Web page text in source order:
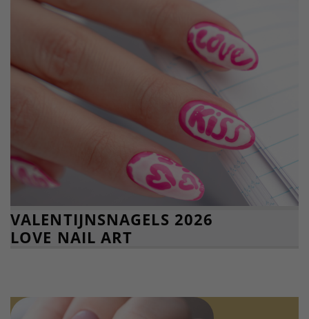
VALENTIJNSNAGELS 2026
LOVE NAIL ART